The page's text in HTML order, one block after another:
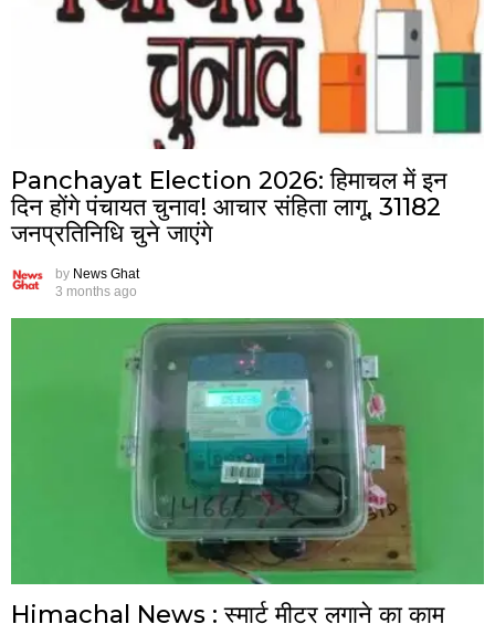
Panchayat Election 2026: हिमाचल में इन
दिन होंगे पंचायत चुनाव! आचार संहिता लागू, 31182
जनप्रतिनिधि चुने जाएंगे
by News Ghat
3 months ago
Himachal News : स्मार्ट मीटर लगाने का काम